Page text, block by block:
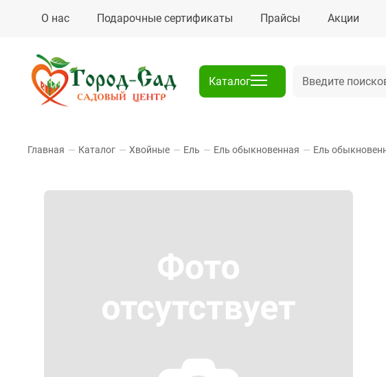
О нас Подарочные сертификаты Прайсы Акции
Каталог
Главная — Каталог — Хвойные — Ель — Ель обыкновенная —